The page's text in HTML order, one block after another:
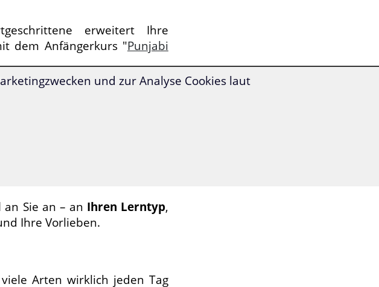
erweitert Ihre
dem Anfängerkurs "Punjabi
Einstufungstest.
schnell einen Überblick über
Sie an – an Ihren Lerntyp,
Ihre Vorlieben.
Arten wirklich jeden Tag
und zur Analyse Cookies laut